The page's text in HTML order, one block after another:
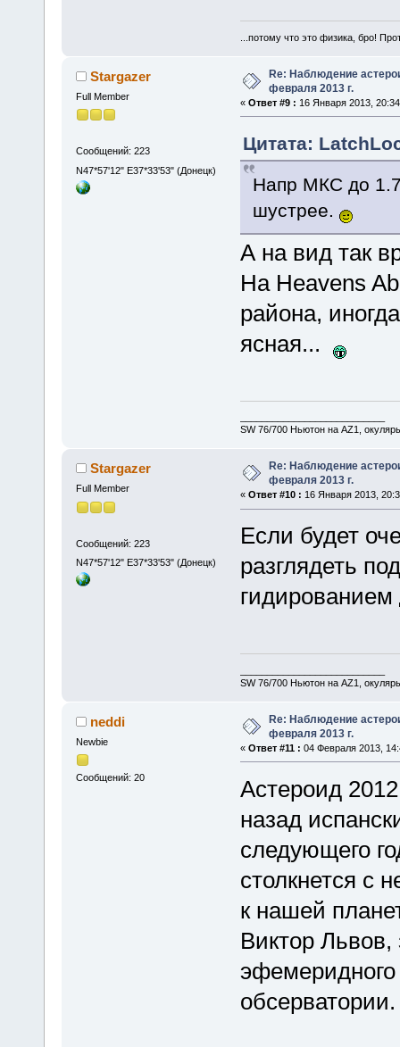
...потому что это физика, бро!
Stargazer
Full Member
Сообщений: 223
N47*57'12" E37*33'53" (Донецк)
Re: Наблюдение
февраля 2013 г.
« Ответ #9 : 16 Января 2013,
Цитата:
Напр МКС до
шустрее.
А на вид так
На Heavens
района,
ясная...
SW 76/700 Ньютон на AZ1,
Stargazer
Full Member
Сообщений: 223
N47*57'12" E37*33'53" (Донецк)
Re: Наблюдение
февраля 2013 г.
« Ответ #10 : 16 Января 2013,
Если будет
разглядеть
гидированием
SW 76/700 Ньютон на AZ1,
neddi
Newbie
Сообщений: 20
Re: Наблюдение
февраля 2013 г.
« Ответ #11 : 04 Февраля 2013,
Астероид
назад
следующего
столкнется с
к нашей
Виктор
эфемеридного
обсерватории.